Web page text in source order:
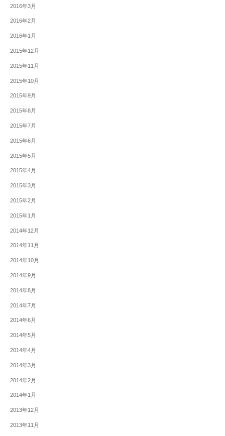
2016年3月
2016年2月
2016年1月
2015年12月
2015年11月
2015年10月
2015年9月
2015年8月
2015年7月
2015年6月
2015年5月
2015年4月
2015年3月
2015年2月
2015年1月
2014年12月
2014年11月
2014年10月
2014年9月
2014年8月
2014年7月
2014年6月
2014年5月
2014年4月
2014年3月
2014年2月
2014年1月
2013年12月
2013年11月